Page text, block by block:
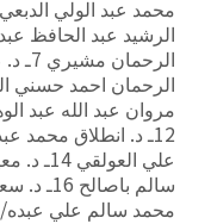
محمد سالم علي عبده/